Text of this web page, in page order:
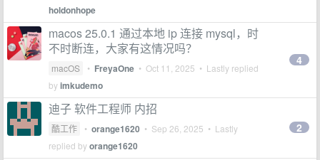
holdonhope
macos 25.0.1 通过本地 ip 连接 mysql，时
不时断连，大家有这情况吗？
macOS • FreyaOne • Oct 11, 2025 • Lastly replied
byimkudemo
4
迪子 软件工程师 内招
酷工作 • orange1620 • Sep 26, 2025 • Lastly
replied byorange1620
2